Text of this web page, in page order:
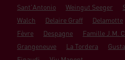
Sant'Antonio
Weingut Seeger
Walch
Delaire Graff Delamotte
Fèvre
Despagne Famille J.M.
Grangeneuve
La Tordera